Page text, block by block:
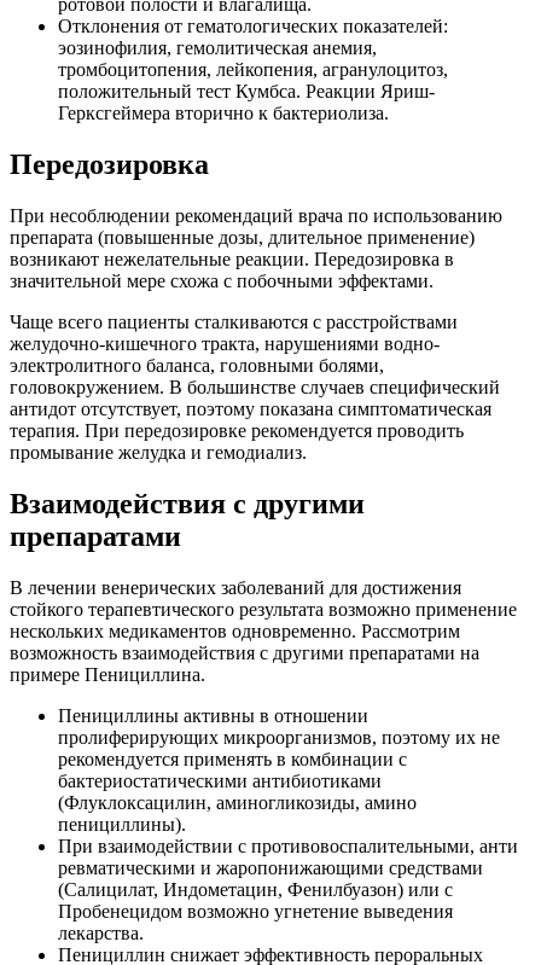
ротовой полости и влагалища.
Отклонения от гематологических показателей:
эозинофилия, гемолитическая анемия,
тромбоцитопения, лейкопения, агранулоцитоз,
положительный тест Кумбса. Реакции Яриш-
Герксгеймера вторично к бактериолиза.
Передозировка
При несоблюдении рекомендаций врача по использованию
препарата (повышенные дозы, длительное применение)
возникают нежелательные реакции. Передозировка в
значительной мере схожа с побочными эффектами.
Чаще всего пациенты сталкиваются с расстройствами
желудочно-кишечного тракта, нарушениями водно-
электролитного баланса, головными болями,
головокружением. В большинстве случаев специфический
антидот отсутствует, поэтому показана симптоматическая
терапия. При передозировке рекомендуется проводить
промывание желудка и гемодиализ.
Взаимодействия с другими
препаратами
В лечении венерических заболеваний для достижения
стойкого терапевтического результата возможно применение
нескольких медикаментов одновременно. Рассмотрим
возможность взаимодействия с другими препаратами на
примере Пенициллина.
Пенициллины активны в отношении
пролиферирующих микроорганизмов, поэтому их не
рекомендуется применять в комбинации с
бактериостатическими антибиотиками
(Флуклоксацилин, аминогликозиды, амино
пенициллины).
При взаимодействии с противовоспалительными, анти
ревматическими и жаропонижающими средствами
(Салицилат, Индометацин, Фенилбуазон) или с
Пробенецидом возможно угнетение выведения
лекарства.
Пенициллин снижает эффективность пероральных